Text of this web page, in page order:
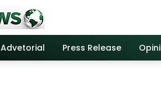
Advetorial Press Release Opini